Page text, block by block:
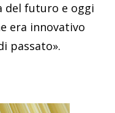
del futuro e oggi
era innovativo
passato».